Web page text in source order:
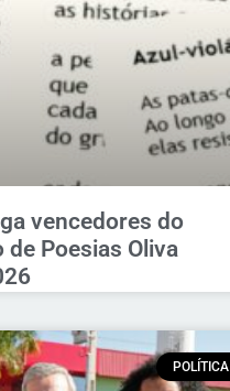
vencedores do
de Poesias Oliva
POLÍTICA